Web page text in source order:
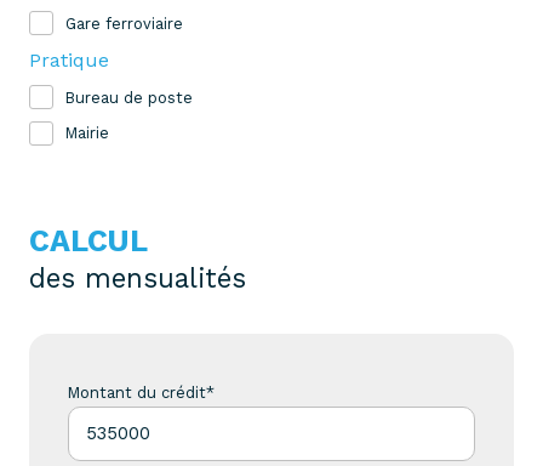
Gare ferroviaire
Pratique
Bureau de poste
Mairie
CALCUL
des mensualités
Montant du crédit*